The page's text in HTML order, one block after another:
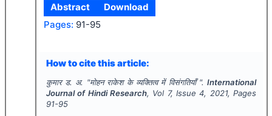
Abstract
Download
Pages: 91-95
How to cite this article:
कुमार ड. अ. "मोहन राकेश के व्यक्तित्व में विसंगतियाँ ".International
Journal of Hindi Research, Vol 7, Issue4, 2021, Pages
91-95